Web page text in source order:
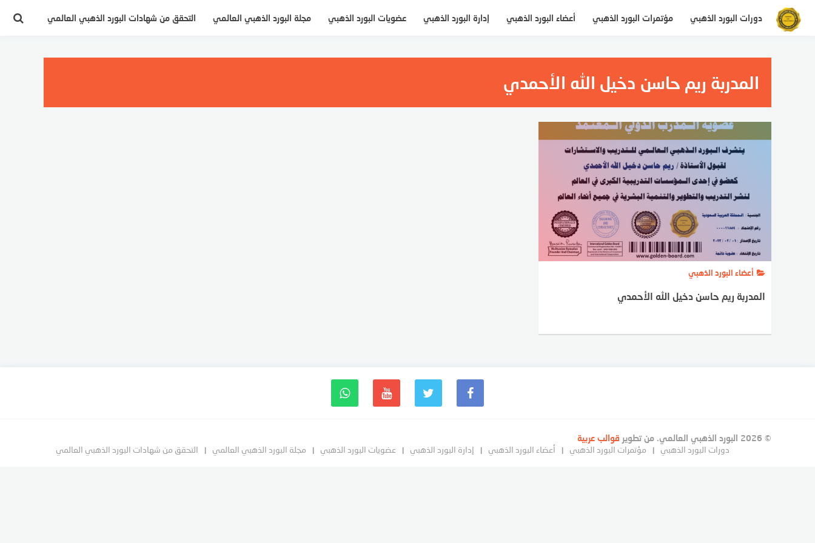
التجاوز
المحتوى
دورات البورد الذهبي مؤتمرات البورد الذهبي أعضاء البورد الذهبي إدارة البورد الذهبي عضويات البورد الذهبي مجلة البورد الذهبي العالمي التحقق من شهادات البورد الذهبي العالمي
المدربة ريم حاسن دخيل الله الأحمدي
أعضاء البورد الذهبي
المدربة ريم حاسن دخيل الله الأحمدي
© 2026 البورد الذهبي العالمي. من تطوير
قوالب عربية
دورات البورد الذهبي
مؤتمرات البورد الذهبي أعضاء البورد الذهبي إدارة البورد الذهبي عضويات البورد الذهبي مجلة البورد الذهبي العالمي التحقق من شهادات البورد الذهبي العالمي